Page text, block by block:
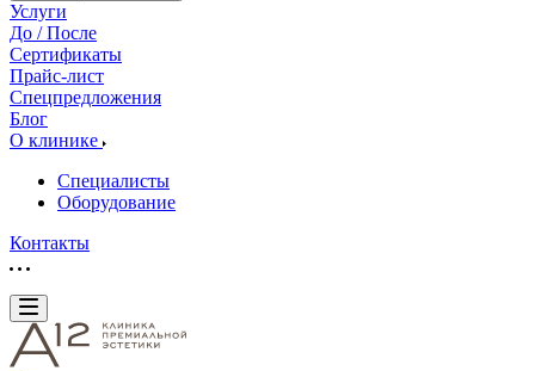
Услуги
До / После
Сертификаты
Прайс-лист
Спецпредложения
Блог
О клинике
Специалисты
Оборудование
Контакты